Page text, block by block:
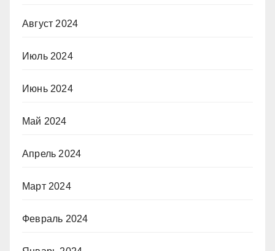
Август 2024
Июль 2024
Июнь 2024
Май 2024
Апрель 2024
Март 2024
Февраль 2024